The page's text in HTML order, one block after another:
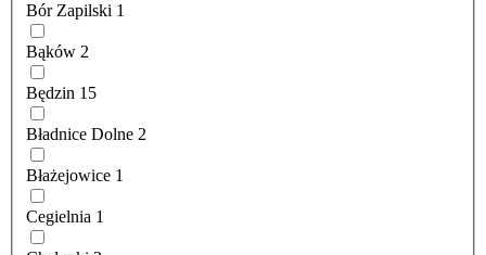
Bór Zapilski 1
Bąków 2
Będzin 15
Bładnice Dolne 2
Błażejowice 1
Cegielnia 1